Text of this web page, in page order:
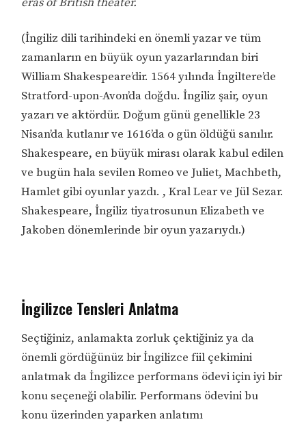
(İngiliz dili tarihindeki en önemli yazar ve tüm
zamanların en büyük oyun yazarlarından biri
William Shakespeare’dir. 1564 yılında İngiltere’de
Stratford-upon-Avon’da doğdu. İngiliz şair, oyun
yazarı ve aktördür. Doğum günü genellikle 23
Nisan’da kutlanır ve 1616’da o gün öldüğü sanılır.
Shakespeare, en büyük mirası olarak kabul edilen
ve bugün hala sevilen Romeo ve Juliet, Machbeth,
Hamlet gibi oyunlar yazdı. , Kral Lear ve Jül Sezar.
Shakespeare, İngiliz tiyatrosunun Elizabeth ve
Jakoben dönemlerinde bir oyun yazarıydı.)
İngilizce Tensleri Anlatma
Seçtiğiniz, anlamakta zorluk çektiğiniz ya da
önemli gördüğünüz bir İngilizce fiil çekimini
anlatmak da İngilizce performans ödevi için iyi bir
konu seçeneği olabilir. Performans ödevini bu
konu üzerinden yaparken anlatımı